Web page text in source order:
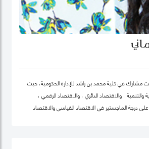
مشارك في كلية محمد بن راشد للإدارة الحكومية، حيث
والتنمية ، والاقتصاد الدائري ، والاقتصاد الرقمي ،
درجة الماجستير في الاقتصاد القياسي والاقتصاد